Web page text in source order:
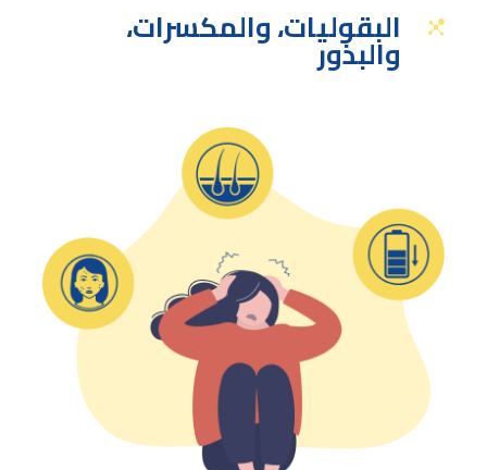
البقوليات، والمكسرات،
والبذور